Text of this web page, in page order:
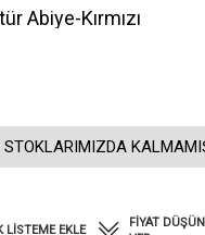
Abiye-Kırmızı
STOKLARIMIZDA
LISTEME EKLE
FIYAT